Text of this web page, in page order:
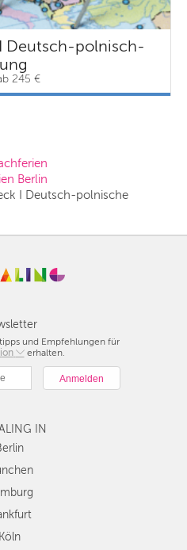
Deutsch-polnisch-
245 €
Berlin
I Deutsch-polnische
und Empfehlungen für
erhalten.
IN
Köln